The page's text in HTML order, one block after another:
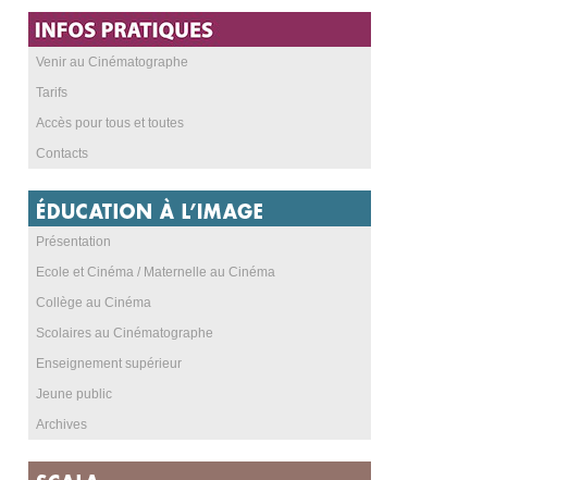
Venir au Cinématographe
Tarifs
Accès pour tous et toutes
Contacts
Présentation
Ecole et Cinéma / Maternelle au Cinéma
Collège au Cinéma
Scolaires au Cinématographe
Enseignement supérieur
Jeune public
Archives